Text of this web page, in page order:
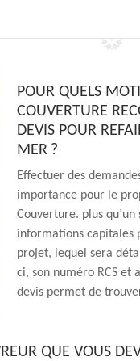
POUR QUELS
COUVERTURE
DEVIS POUR
MER ?
Effectuer des
importance pour le
Couverture. plus
informations capitales
projet, lequel sera
ci, son numéro RCS et
devis permet de
QUE VOUS